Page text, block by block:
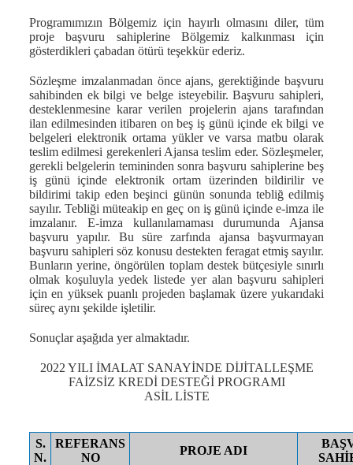
Programımızın Bölgemiz için hayırlı olmasını diler, tüm
proje başvuru sahiplerine Bölgemiz kalkınması için
gösterdikleri çabadan ötürü teşekkür ederiz.
Sözleşme imzalanmadan önce ajans, gerektiğinde başvuru
sahibinden ek bilgi ve belge isteyebilir. Başvuru sahipleri,
desteklenmesine karar verilen projelerin ajans tarafından
ilan edilmesinden itibaren on beş iş günü içinde ek bilgi ve
belgeleri elektronik ortama yükler ve varsa matbu olarak
teslim edilmesi gerekenleri Ajansa teslim eder. Sözleşmeler,
gerekli belgelerin temininden sonra başvuru sahiplerine beş
iş günü içinde elektronik ortam üzerinden bildirilir ve
bildirimi takip eden beşinci günün sonunda tebliğ edilmiş
sayılır. Tebliği müteakip en geç on iş günü içinde e-imza ile
imzalanır. E-imza kullanılamaması durumunda Ajansa
başvuru yapılır. Bu süre zarfında ajansa başvurmayan
başvuru sahipleri söz konusu destekten feragat etmiş sayılır.
Bunların yerine, öngörülen toplam destek bütçesiyle sınırlı
olmak koşuluyla yedek listede yer alan başvuru sahipleri
için en yüksek puanlı projeden başlamak üzere yukarıdaki
süreç aynı şekilde işletilir.
Sonuçlar aşağıda yer almaktadır.
2022 YILI İMALAT SANAYİNDE DİJİTALLEŞME
FAİZSİZ KREDİ DESTEĞİ PROGRAMI
ASİL LİSTE
S.
N.
REFERANS
NO
PROJE ADI